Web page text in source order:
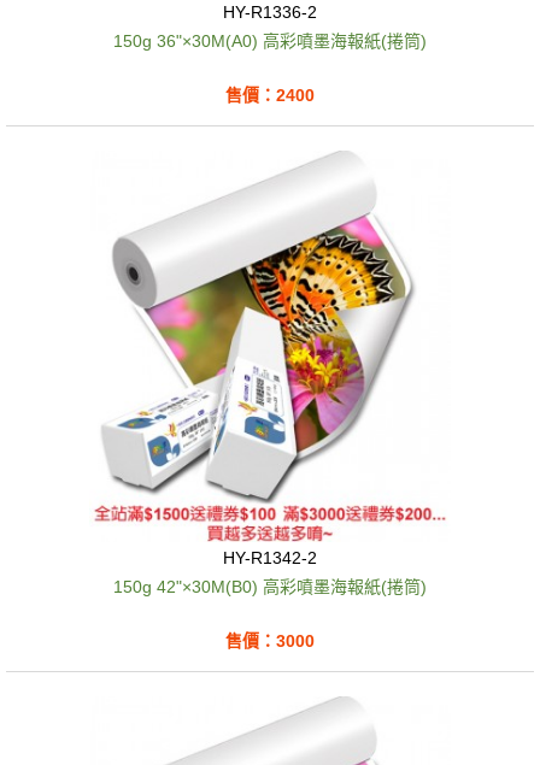
HY-R1336-2
150g 36"×30M(A0) 高彩噴墨海報紙(捲筒)
售價：2400
HY-R1342-2
150g 42"×30M(B0) 高彩噴墨海報紙(捲筒)
售價：3000